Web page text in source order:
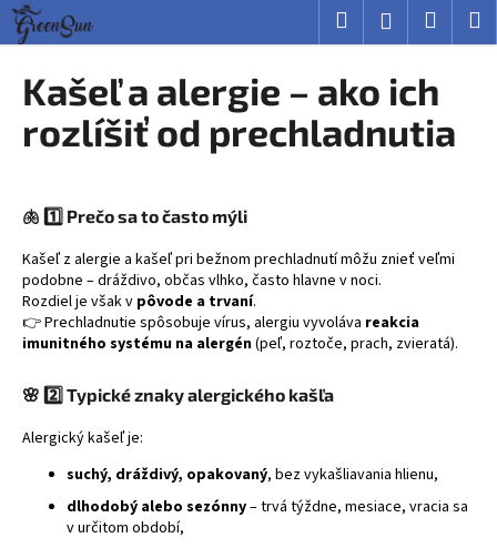
Prejsť
obsah
Hľadať Prihlásenie
Kašeľ a alergie – ako ich
rozlíšiť od prechladnutia
🫁 1️⃣ Prečo sa to často mýli
Kašeľ z alergie a kašeľ pri bežnom prechladnutí môžu znieť veľmi
podobne – dráždivo, občas vlhko, často hlavne v noci.
Rozdiel je však v pôvode a trvaní.
👉 Prechladnutie spôsobuje vírus, alergiu vyvoláva reakcia
imunitného systému na alergén(peľ, roztoče, prach, zvieratá).
🌸 2️⃣ Typické znaky alergického kašľa
Alergický kašeľ je:
suchý, dráždivý, opakovaný, bez vykašliavania hlienu,
dlhodobý alebo sezónny– trvá týždne, mesiace, vracia sa
v určitom období,
K
o
Č
o
o
r
e
b
u
j
e
t